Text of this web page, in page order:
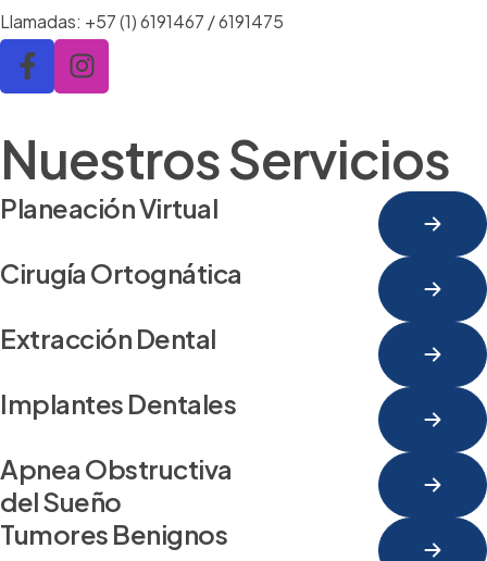
Llamadas: +57 (1) 6191467 / 6191475
Nuestros Servicios
Planeación Virtual
Cirugía Ortognática
Extracción Dental
Implantes Dentales
Apnea Obstructiva
del Sueño
Tumores Benignos